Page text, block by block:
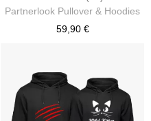
Partnerlook Pullover & Hoodies
59,90 €